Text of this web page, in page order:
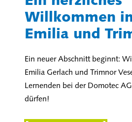
Willkommen
Emilia und
Ein neuer Abschnitt beginnt:
Emilia Gerlach und Trimnor
Lernenden bei der Domotec
dürfen!